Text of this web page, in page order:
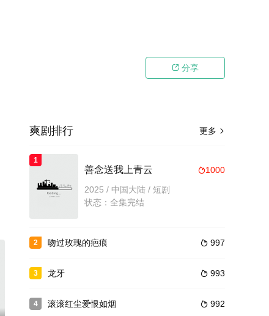
 分享
更多 
爽剧排行
1
1000
善念送我上青云
2025 / 中国大陆 / 短剧
状态：全集完结
2  997
吻过玫瑰的疤痕
3  993
龙牙
4  992
滚滚红尘爱恨如烟